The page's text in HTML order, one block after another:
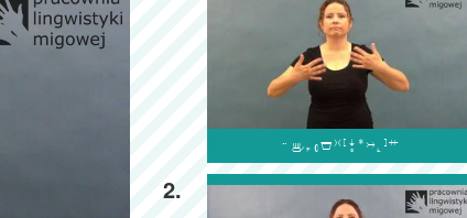

2.